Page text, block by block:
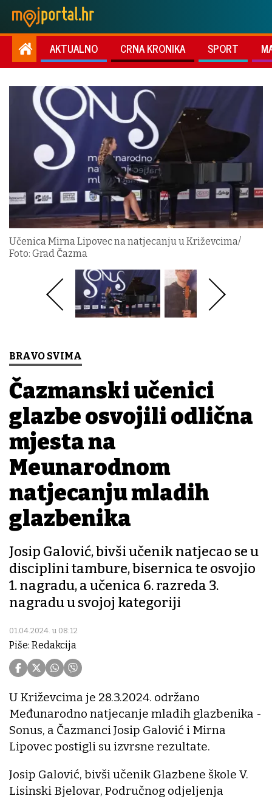
AKTUALNO CRNA KRONIKA SPORT
Učenica Mirna Lipovec na natjecanju u Križevcima/
Foto: Grad Čazma
BRAVO SVIMA
Čazmanski učenici
glazbe osvojili odlična
mjesta na
Međunarodnom
natjecanju mladih
glazbenika
Josip Galović, bivši učenik natjecao se u
disciplini tambure, bisernica te osvojio
1. nagradu, a učenica 6. razreda 3.
nagradu u svojoj kategoriji
01.04.2024. u 08:12
Piše: Redakcija
U Križevcima je 28.3.2024. održano
Međunarodno natjecanje mladih glazbenika -
Sonus, a Čazmanci Josip Galović i Mirna
Lipovec postigli su izvrsne rezultate.
Josip Galović, bivši učenik Glazbene škole V.
Lisinski Bjelovar, Područnog odjeljenja